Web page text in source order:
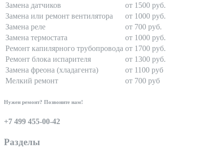
Замена датчиков
от 1500 руб.
Замена или ремонт вентилятора
от 1000 руб.
Замена реле
от 700 руб.
Замена термостата
от 1000 руб.
Ремонт капилярного трубопровода от 1700 руб.
Ремонт блока испарителя
от 1300 руб.
Замена фреона (хладагента)
от 1100 руб
Мелкий ремонт
от 700 руб
Нужен ремонт? Позвоните нам!
+7 499 455-00-42
Разделы